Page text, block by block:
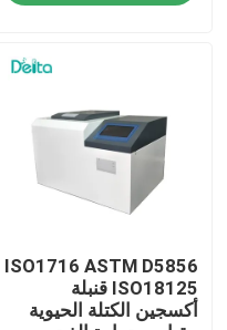
المنتجات
فيديوهات
معلومات عنا
ISO1716 ASTM D5856
ISO18125 قنبلة
أكسجين الكتلة الحيوية